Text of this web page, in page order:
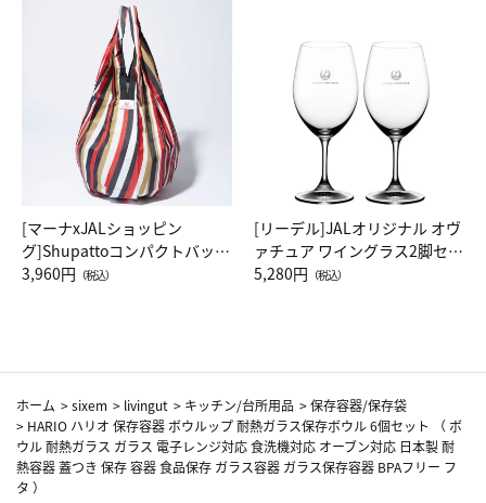
[マーナxJALショッピン
グ]Shupattoコンパクトバッグ
Drop JAL客室乗務員（LC）ス
3,960円 （税込）
[リーデル]JALオリジナル オヴ
ァチュア ワイングラス2脚セッ
ト（レッドワイン）
5,280円 （税込）
ホーム >sixem > livingut > キッチン/台所用品 >保存容器/保存袋
> HARIO ハリオ 保存容器 ボウルップ 耐熱ガラス保存ボウル 6個セット （ ボ
ウル 耐熱ガラス ガラス 電子レンジ対応 食洗機対応 オーブン対応 日本製 耐
熱容器 蓋つき 保存 容器 食品保存 ガラス容器 ガラス保存容器 BPAフリー フ
タ ）